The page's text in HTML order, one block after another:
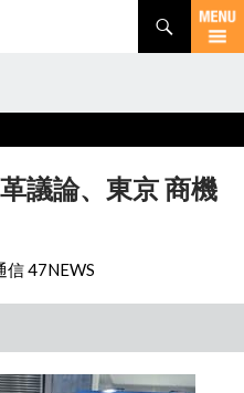
議論、東京 商機
信 47NEWS